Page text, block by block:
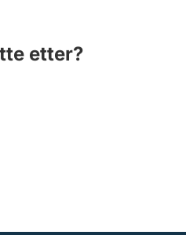
etter?